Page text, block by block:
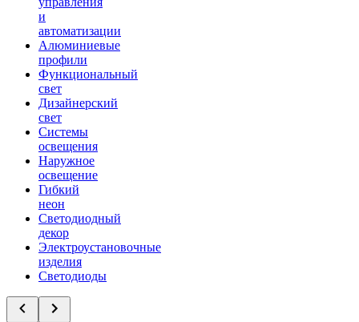
и
автоматизации
Алюминиевые
профили
Функциональный
свет
Дизайнерский
свет
Системы
освещения
Наружное
освещение
Гибкий
неон
Светодиодный
декор
Электроустановочные
изделия
Светодиоды